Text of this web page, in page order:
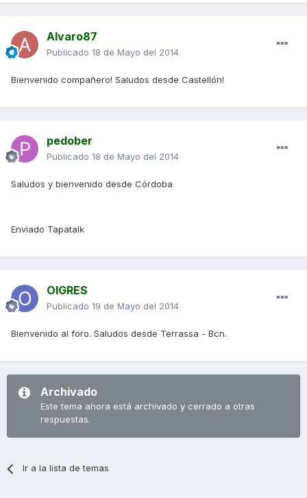
Alvaro87
Publicado 18 de Mayo del 2014
Bienvenido compañero! Saludos desde Castellón!
pedober
Publicado 18 de Mayo del 2014
Saludos y bienvenido desde Córdoba
Enviado Tapatalk
OIGRES
Publicado 19 de Mayo del 2014
Bienvenido al foro. Saludos desde Terrassa - Bcn.
Archivado
Este tema ahora está archivado y cerrado a otras
respuestas.
Ir a la lista de temas